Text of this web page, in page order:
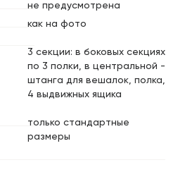
не предусмотрена
как на фото
3 секции: в боковых секциях
по 3 полки, в центральной -
штанга для вешалок, полка,
4 выдвижных ящика
только стандартные
размеры